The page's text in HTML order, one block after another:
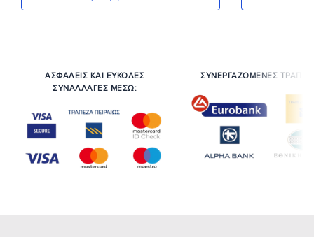
ΑΣΦΑΛΕΙΣ ΚΑΙ ΕΥΚΟΛΕΣ
ΣΥΝΑΛΛΑΓΕΣ ΜΕΣΩ:
ΣΥΝΕΡΓΑΖΟΜΕΝΕΣ